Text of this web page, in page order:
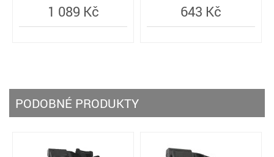
1 089 Kč 643 Kč
PODOBNÉ PRODUKTY